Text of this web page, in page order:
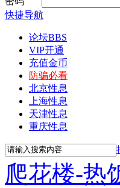
快捷导航
论坛BBS
VIP开通
充值金币
防骗必看
北京性息
上海性息
天津性息
重庆性息
爬花楼-热